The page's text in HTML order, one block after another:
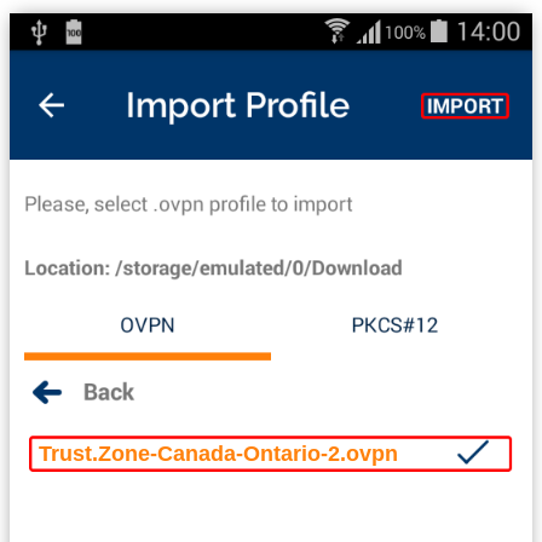
Trust.Zone-Canada-Ontario-2.ovpn